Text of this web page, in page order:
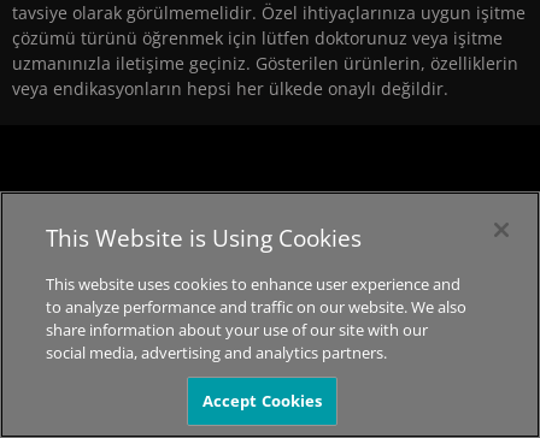
tavsiye olarak görülmemelidir. Özel ihtiyaçlarınıza uygun işitme
çözümü türünü öğrenmek için lütfen doktorunuz veya işitme
uzmanınızla iletişime geçiniz. Gösterilen ürünlerin, özelliklerin
veya endikasyonların hepsi her ülkede onaylı değildir.
This Website is Using Cookies
This website uses cookies to enhance user experience and
to analyze performance and traffic on our website. We also
share information about your use of our site with our
social media, advertising and analytics partners.
Accept Cookies